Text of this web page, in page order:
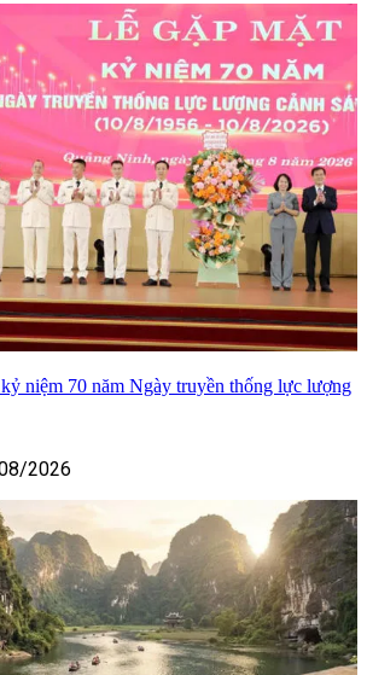
niệm 70 năm Ngày truyền thống lực lượng
2026